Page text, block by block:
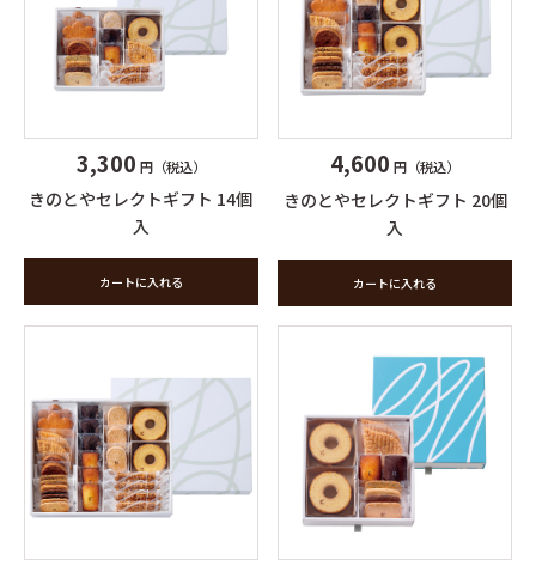
3,300 円（税込）
きのとやセレクトギフト 14個
入
カートに入れる
4,600 円（税込）
きのとやセレクトギフト 20個
入
カートに入れる